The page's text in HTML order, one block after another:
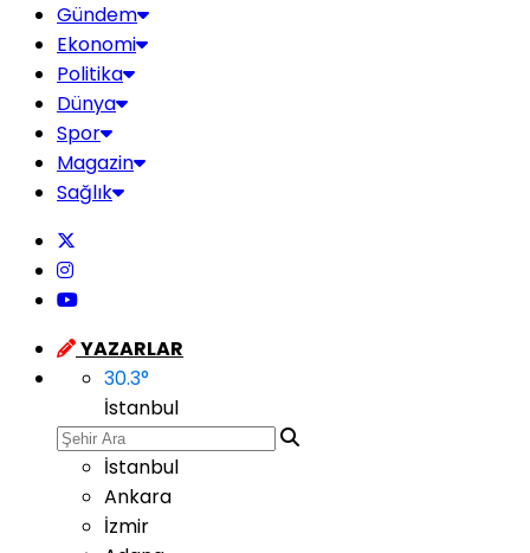
Gündem
Ekonomi
Politika
Dünya
Spor
Magazin
Sağlık
YAZARLAR
30.3°
İstanbul
İstanbul
Ankara
İzmir